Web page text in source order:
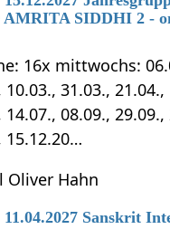
SIDDHI 2 -
16x mittwochs:
10.03., 31.03.,
14.07., 08.09.,
15.12.20…
Oliver Hahn
11.04.2027 Sanskrit